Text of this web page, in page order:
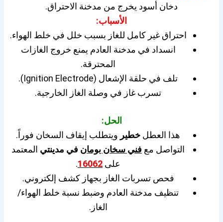
دخان أسود يخرج من مدخنة الاحتراق.
الأسباب:
احتراق غير كامل للغاز بسبب خلل في خلط الهواء.
انسداد في مدخنة العادم يمنع خروج الغازات
المحترقة.
تلف في حلقة الإشعال (Ignition Electrode).
تسرب غاز في وصلة الغاز الخارجية.
الحل:
هذا العطل خطير ويتطلب إيقاف السخان فوراً.
التواصل مع فني سخان بومان في مدينتي المعتمد
على 16062
.
فحص تسربات الغاز بجهاز كشف إلكتروني.
تنظيف مدخنة العادم وضبط نسبة خلط الهواء/
الغاز.